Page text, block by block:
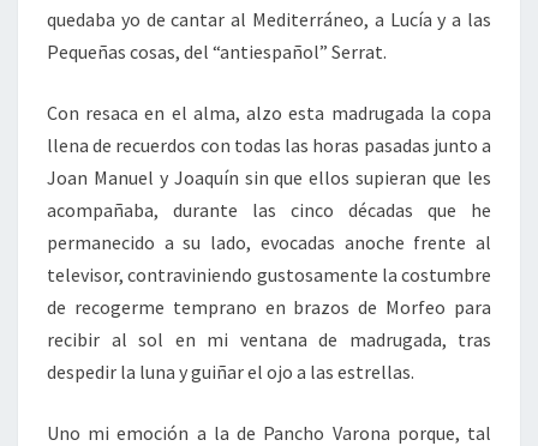
quedaba yo de cantar al Mediterráneo, a Lucía y a las
Pequeñas cosas, del “antiespañol” Serrat.
Con resaca en el alma, alzo esta madrugada la copa
llena de recuerdos con todas las horas pasadas junto a
Joan Manuel y Joaquín sin que ellos supieran que les
acompañaba, durante las cinco décadas que he
permanecido a su lado, evocadas anoche frente al
televisor, contraviniendo gustosamente la costumbre
de recogerme temprano en brazos de Morfeo para
recibir al sol en mi ventana de madrugada, tras
despedir la luna y guiñar el ojo a las estrellas.
Uno mi emoción a la de Pancho Varona porque, tal